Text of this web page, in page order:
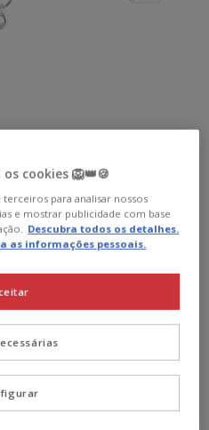
Guia de tamanhos
cookies 🦁👑🍪
para analisar nossos
e mostrar publicidade com base
Descubra todos os detalhes.
as informações pessoais.